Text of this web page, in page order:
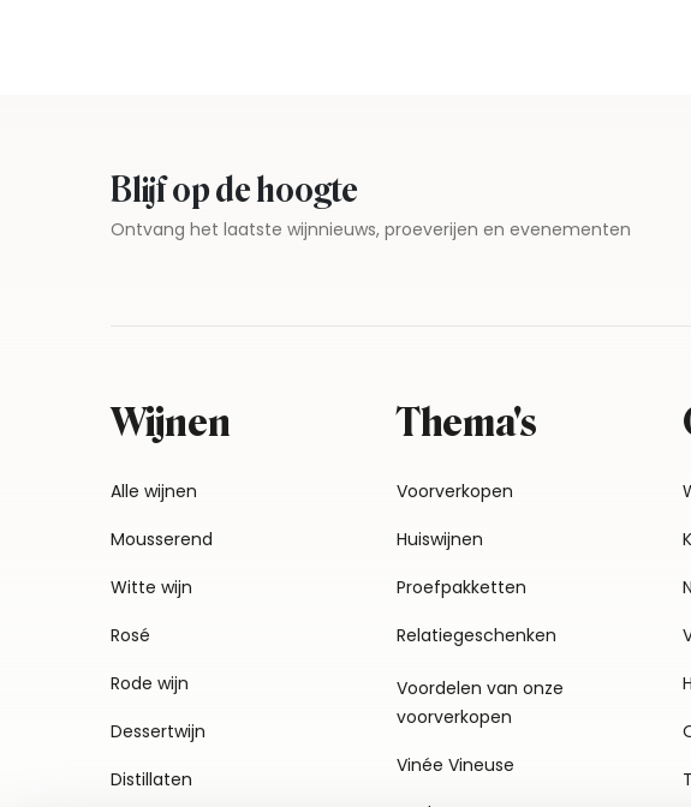
Blijf op de hoogte
Ontvang het laatste wijnnieuws, proeverijen en evenementen
Wijnen
Alle wijnen
Mousserend
Witte wijn
Rosé
Rode wijn
Dessertwijn
Distillaten
Thema's
Voorverkopen
Huiswijnen
Proefpakketten
Relatiegeschenken
Voordelen van onze
voorverkopen
Vinée Vineuse